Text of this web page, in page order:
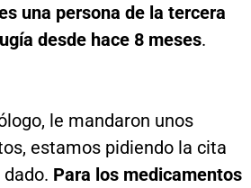
una persona de la tercera
desde hace 8 meses.
le mandaron unos
estamos pidiendo la cita
Para los medicamentos